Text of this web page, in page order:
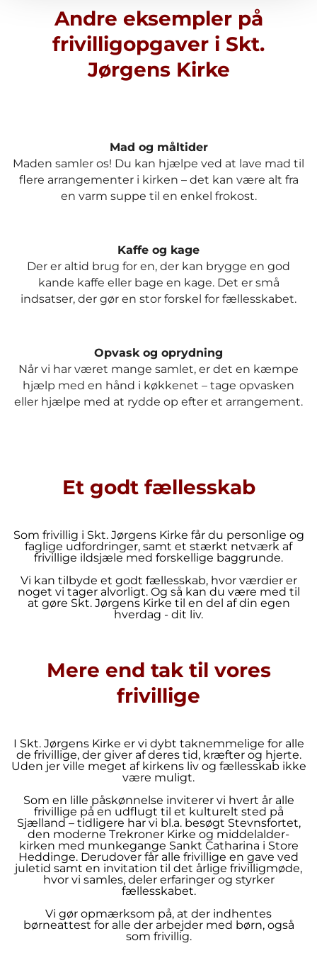
Andre eksempler på
frivilligopgaver i Skt.
Jørgens Kirke
Mad og måltider
Maden samler os! Du kan hjælpe ved at lave mad til
flere arrangementer i kirken – det kan være alt fra
en varm suppe til en enkel frokost.
Kaffe og kage
Der er altid brug for en, der kan brygge en god
kande kaffe eller bage en kage. Det er små
indsatser, der gør en stor forskel for fællesskabet.
Opvask og oprydning
Når vi har været mange samlet, er det en kæmpe
hjælp med en hånd i køkkenet – tage opvasken
eller hjælpe med at rydde op efter et arrangement.
Et godt fællesskab
Som frivillig i Skt. Jørgens Kirke får du personlige og
faglige udfordringer, samt et stærkt netværk af
frivillige ildsjæle med forskellige baggrunde.
Vi kan tilbyde et godt fællesskab, hvor værdier er
noget vi tager alvorligt. Og så kan du være med til
at gøre Skt. Jørgens Kirke til en del af din egen
hverdag - dit liv.
Mere end tak til vores
frivillige
I Skt. Jørgens Kirke er vi dybt taknemmelige for alle
de frivillige, der giver af deres tid, kræfter og hjerte.
Uden jer ville meget af kirkens liv og fællesskab ikke
være muligt.
Som en lille påskønnelse inviterer vi hvert år alle
frivillige på en udflugt til et kulturelt sted på
Sjælland – tidligere har vi bl.a. besøgt Stevnsfortet,
den moderne Trekroner Kirke og middelalder-
kirken med munkegange Sankt Catharina i Store
Heddinge. Derudover får alle frivillige en gave ved
juletid samt en invitation til det årlige frivilligmøde,
hvor vi samles, deler erfaringer og styrker
fællesskabet.
Vi gør opmærksom på, at der indhentes
børneattest for alle der arbejder med børn, også
som frivillig.